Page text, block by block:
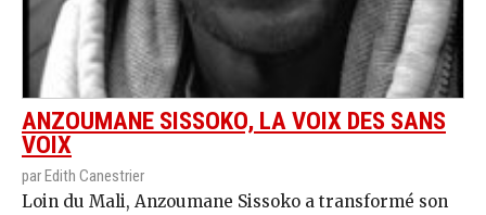
ANZOUMANE SISSOKO, LA VOIX DES SANS
VOIX
par Edith Canestrier
Loin du Mali, Anzoumane Sissoko a transformé son